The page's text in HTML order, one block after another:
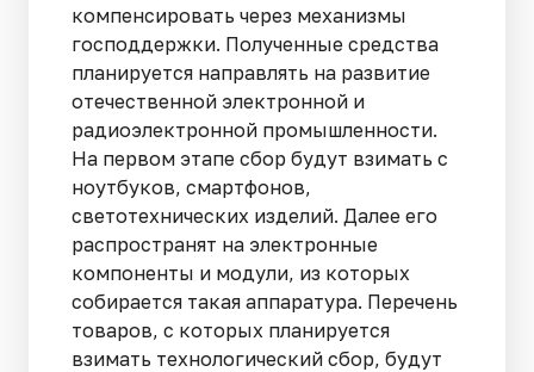
компенсировать через механизмы
господдержки. Полученные средства
планируется направлять на развитие
отечественной электронной и
радиоэлектронной промышленности.
На первом этапе сбор будут взимать с
ноутбуков, смартфонов,
светотехнических изделий. Далее его
распространят на электронные
компоненты и модули, из которых
собирается такая аппаратура. Перечень
товаров, с которых планируется
взимать технологический сбор, будут